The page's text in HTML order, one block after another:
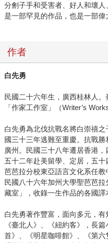
看，這些各種不同面貌的愛，
與難能可貴。 他是幸福的彩
分劊子手和受害者、好人和壞人
是一部罕見的作品，也是一部偉
作者
白先勇
民國二十六年生，廣西桂林人
「作家工作室」（Writer’s
白先勇為北伐抗戰名將白崇禧
國三十三年逃難至重慶。抗戰勝
廣州。民國三十八年遷居香港
五十二年赴美留學、定居，五
芭芭拉分校東亞語言文化系任教
民國八十六年加州大學聖芭芭
藏室」，收錄一生作品的各國譯
白先勇著作豐富，面向多元，有
《臺北人》、《紐約客》，長
首》、《明星咖啡館》、《第